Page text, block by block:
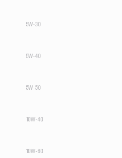
5W-30
5W-40
5W-50
10W-40
10W-60